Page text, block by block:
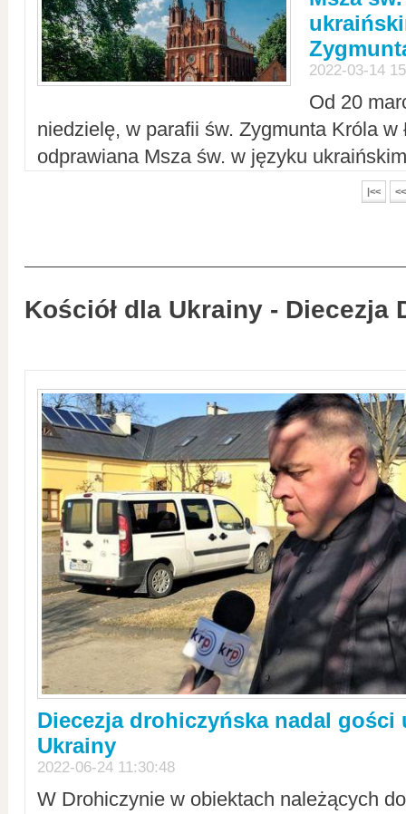
2022-03-14
Od 20
niedzielę, w parafii św. Zygmunta Króla w
odprawiana Msza św. w języku
|<< <<
Kościół dla Ukrainy - Diecezja
Diecezja drohiczyńska nadal gości
Ukrainy
2022-06-24 11:30:48
W Drohiczynie w obiektach należących